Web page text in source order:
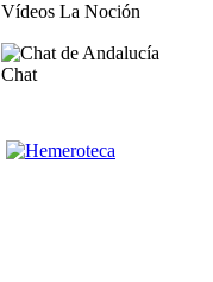
Vídeos La Noción
Chat